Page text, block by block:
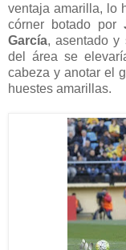
ventaja amarilla, lo
córner botado por
García, asentado y
del área se
cabeza y anotar el
huestes amarillas.